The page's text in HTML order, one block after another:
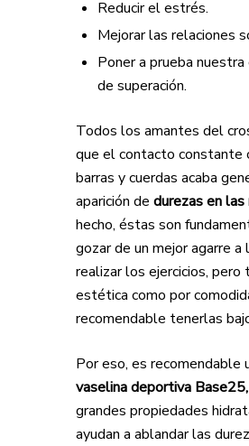
Reducir el estrés.
Mejorar las relaciones
Poner a prueba nuestra
de superación.
Todos los amantes del
que el contacto constante
barras y cuerdas acaba
aparición de durezas en las
hecho, éstas son
gozar de un mejor agarre a
realizar los ejercicios, pero
estética como por
recomendable tenerlas
Por eso, es recomendable
vaselina deportiva Base25,
grandes propiedades
ayudan a ablandar las